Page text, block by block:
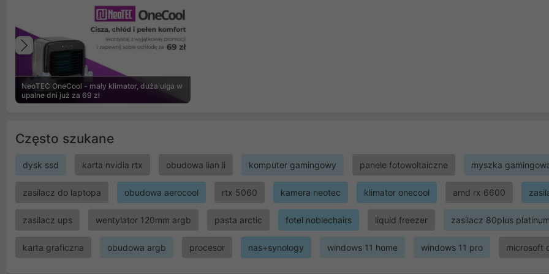
NeoTEC OneCool - mały klimator, duża ulga w
upalne dni już za 69 zł
Poprzedni
Często szukane
dysk ssd karta nvidia rtx obudowa lian li komputer gamingowy panele fotowoltaiczne myszka
zasilacz do laptopa obudowa aerocool rtx 5060 kamera neotec klimator onecool amd rx 6600
zasilacz ups wentylator 120mm argb pasta arctic fotel noblechairs liquid freezer zasilacz 80plus platinum
karta graficzna obudowa argb procesor nas+synology windows 11 home windows 11 pro microsoft